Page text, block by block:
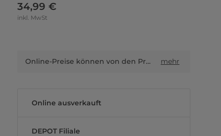
34,99 €
inkl. MwSt
Online-Preise können von den Preisen in Filialen sowie Shop-in-Shop-Flächen abweichen. mehr
Online ausverkauft
DEPOT Filiale